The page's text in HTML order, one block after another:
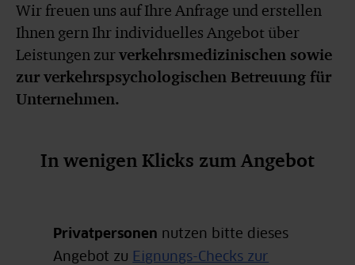
Gefährdungsbeurteilung psychischer Belastungen
Betriebliches Eingliederungsmanagement (BEM)
Wir freuen uns auf Ihre Anfrage und erstellen
Ihnen gern Ihr individuelles Angebot über
Leistungen zurverkehrsmedizinischen sowie
zur verkehrspsychologischen Betreuung für
Unternehmen.
In wenigen Klicks zum Angebot
Privatpersonen nutzen bitte dieses
Angebot zu Eignungs-Checks zur